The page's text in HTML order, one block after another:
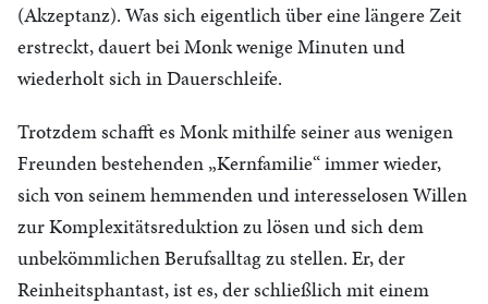
(Akzeptanz). Was sich eigentlich über eine längere Zeit
erstreckt, dauert bei Monk wenige Minuten und
wiederholt sich in Dauerschleife.
Trotzdem schafft es Monk mithilfe seiner aus wenigen
Freunden bestehenden „Kernfamilie“ immer wieder,
sich von seinem hemmenden und interesselosen Willen
zur Komplexitätsreduktion zu lösen und sich dem
unbekömmlichen Berufsalltag zu stellen. Er, der
Reinheitsphantast, ist es, der schließlich mit einem